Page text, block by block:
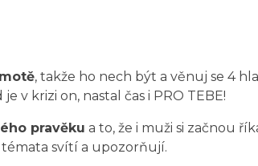
, takže ho nech být a věnuj se 4
v krizi on, nastal čas i PRO TEBE!
pravěku a to, že i muži si začnou
svítí a upozorňují.